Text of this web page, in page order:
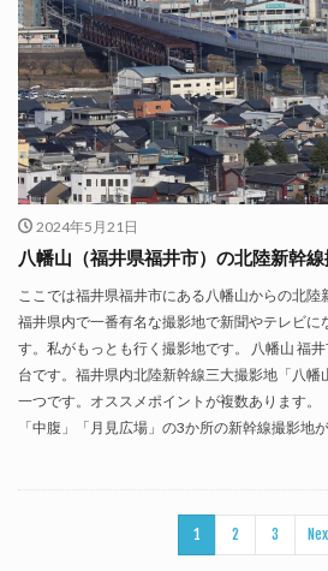
2024年5月21日
八幡山（福井県福井市）の北陸新幹
ここでは福井県福井市にある八幡山からの北陸
福井県内で一番有名な撮影地で新聞やテレビに
す。私がもっとも行く撮影地です。 八幡山 福
台です。福井県内北陸新幹線三大撮影地「八
一つです。オススメポイントが複数あります。
「中腹」「月見広場」の3か所の新幹線撮影地
1 2 3